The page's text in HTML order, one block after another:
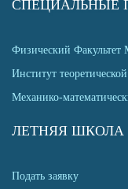
СПЕЦИАЛЬНЫЕ
Физический
Институт
Механико-
ЛЕТНЯЯ ШКОЛА
Подать заявку